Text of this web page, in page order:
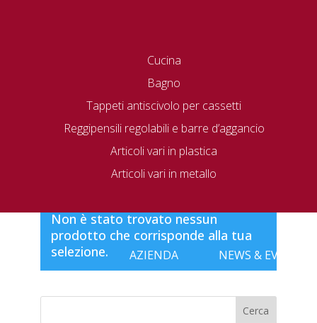
Cucina
Bagno
Tappeti antiscivolo per cassetti
Reggipensili regolabili e barre d’aggancio
Articoli vari in plastica
Articoli vari in metallo
AZIENDA NEWS & EVENTI
Non è stato trovato nessun
prodotto che corrisponde alla tua
selezione.
Cerca